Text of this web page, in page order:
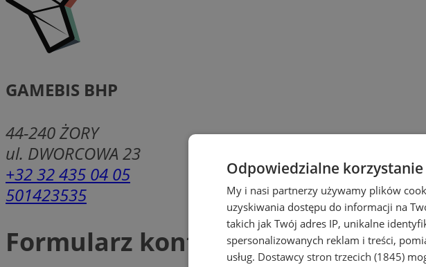
GAMEBIS BHP
44-240ŻORY
ul. DWORCOWA 23
+32 32 435 04 05
501423535
Formularz kontaktowy
Odpowiedzialne korzystanie
My i nasi partnerzy używamy plików
uzyskiwania dostępu do informacji na
takich jak Twój adres IP, unikalne
spersonalizowanych reklam i treści,
usług. Dostawcy stron trzecich (1845)